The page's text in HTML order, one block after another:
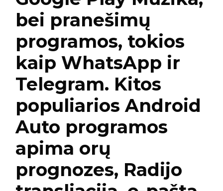
bei pranešimų
programos, tokios
kaip WhatsApp ir
Telegram. Kitos
populiarios Android
Auto programos
apima orų
prognozes, Radijo